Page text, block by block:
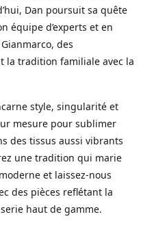
Dan poursuit sa quête
équipe d’experts et en
des
la tradition familiale avec la
style, singularité et
mesure pour sublimer
des tissus aussi vibrants
une tradition qui marie
et laissez-nous
des pièces reflétant la
haut de gamme.